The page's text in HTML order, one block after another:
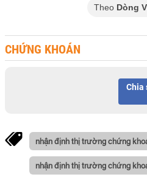
Theo Dòng
CHỨNG KHOÁN
Chia
nhận định thị trường chứng
nhận định thị trường chứng